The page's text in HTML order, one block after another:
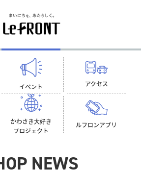
イベント アクセス
かわさき大好き
プロジェクト
ルフロンアプリ
NEWS